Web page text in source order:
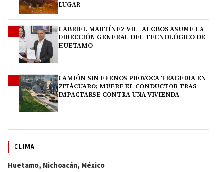
LUGAR
GABRIEL MARTÍNEZ VILLALOBOS ASUME LA
DIRECCIÓN GENERAL DEL TECNOLÓGICO DE
HUETAMO
CAMIÓN SIN FRENOS PROVOCA TRAGEDIA EN
ZITÁCUARO; MUERE EL CONDUCTOR TRAS
IMPACTARSE CONTRA UNA VIVIENDA
CLIMA
Huetamo, Michoacán, México